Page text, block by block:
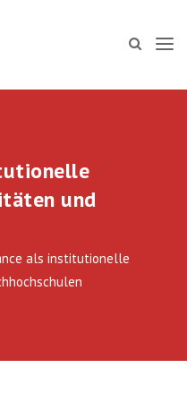
und
als institutionelle